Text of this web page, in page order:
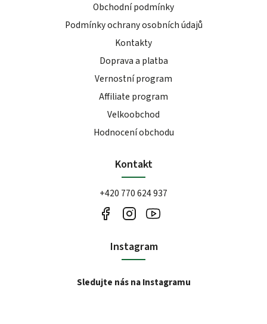
Obchodní podmínky
Podmínky ochrany osobních údajů
Kontakty
Doprava a platba
Vernostní program
Affiliate program
Velkoobchod
Hodnocení obchodu
Kontakt
+420 770 624 937
Instagram
Sledujte nás na Instagramu